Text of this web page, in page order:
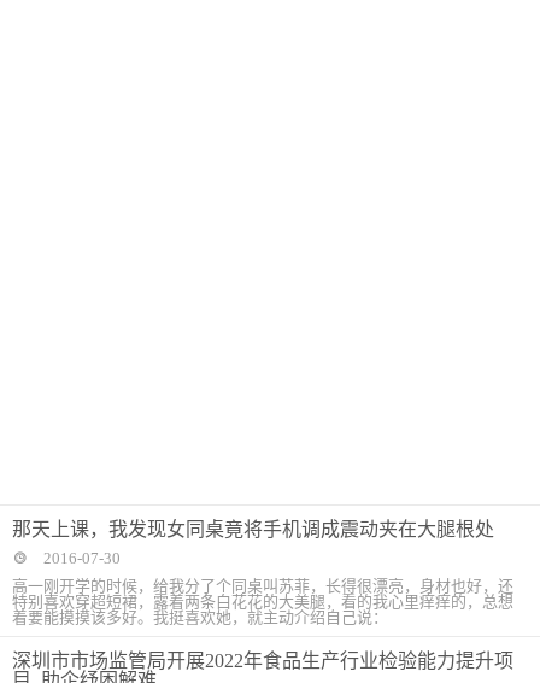
那天上课，我发现女同桌竟将手机调成震动夹在大腿根处
2016-07-30
高一刚开学的时候，给我分了个同桌叫苏菲，长得很漂亮，身材也好，还
特别喜欢穿超短裙，露着两条白花花的大美腿，看的我心里痒痒的，总想
着要能摸摸该多好。我挺喜欢她，就主动介绍自己说：
深圳市市场监管局开展2022年食品生产行业检验能力提升项
目 助企纾困解难